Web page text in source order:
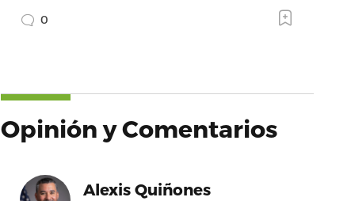
0
Opinión y Comentarios
Alexis Quiñones